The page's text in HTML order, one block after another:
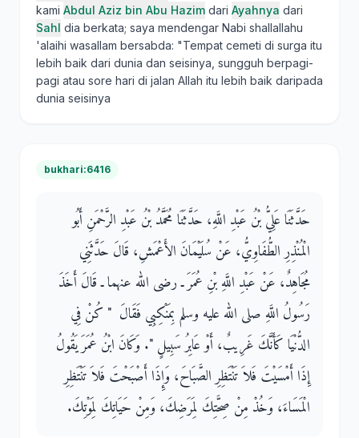
kami Abdul Aziz bin Abu Hazim dari Ayahnya dari
Sahl dia berkata; saya mendengar Nabi shallallahu
'alaihi wasallam bersabda: "Tempat cemeti di surga itu
lebih baik dari dunia dan seisinya, sungguh berpagi-
pagi atau sore hari di jalan Allah itu lebih baik daripada
dunia seisinya
bukhari:6416
حَدَّثَنَا عَلِيُّ بْنُ عَبْدِ اللَّهِ، حَدَّثَنَا مُحَمَّدُ بْنُ عَبْدِ الرَّحْمَنِ أَبُو
الْمُنْذِرِ الطُّفَاوِيُّ، عَنْ سُلَيْمَانَ الأَعْمَشِ، قَالَ حَدَّثَنِي
مُجَاهِدٌ، عَنْ عَبْدِ اللَّهِ بْنِ عُمَرَ ـ رضى الله عنهما ـ قَالَ أَخَذَ
رَسُولُ اللَّهِ صلى الله عليه وسلم بِمَنْكِبِي فَقَالَ ‏ "‏ كُنْ فِي
الدُّنْيَا كَأَنَّكَ غَرِيبٌ، أَوْ عَابِرُ سَبِيلٍ ‏"‏‏.‏ وَكَانَ ابْنُ عُمَرَ يَقُولُ
إِذَا أَمْسَيْتَ فَلاَ تَنْتَظِرِ الصَّبَاحَ، وَإِذَا أَصْبَحْتَ فَلاَ تَنْتَظِرِ
الْمَسَاءَ، وَخُذْ مِنْ صِحَّتِكَ لِمَرَضِكَ، وَمِنْ حَيَاتِكَ لِمَوْتِكَ‏.‏